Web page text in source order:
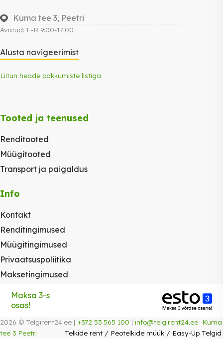
Kuma tee 3, Peetri
Avatud: E-R 9:00-17:00
Alusta navigeerimist
Liitun heade pakkumiste listiga
Tooted ja teenused
Renditooted
Müügitooted
Transport ja paigaldus
Info
Kontakt
Renditingimused
Müügitingimused
Privaatsuspoliitika
Maksetingimused
Maksa 3-s
osas!
2026 © Telgirent24.ee | +372 53 565 100 | info@telgirent24.ee Kuma
tee 3 Peetri
Telkide rent / Peotelkide müük / Easy-Up Telgid